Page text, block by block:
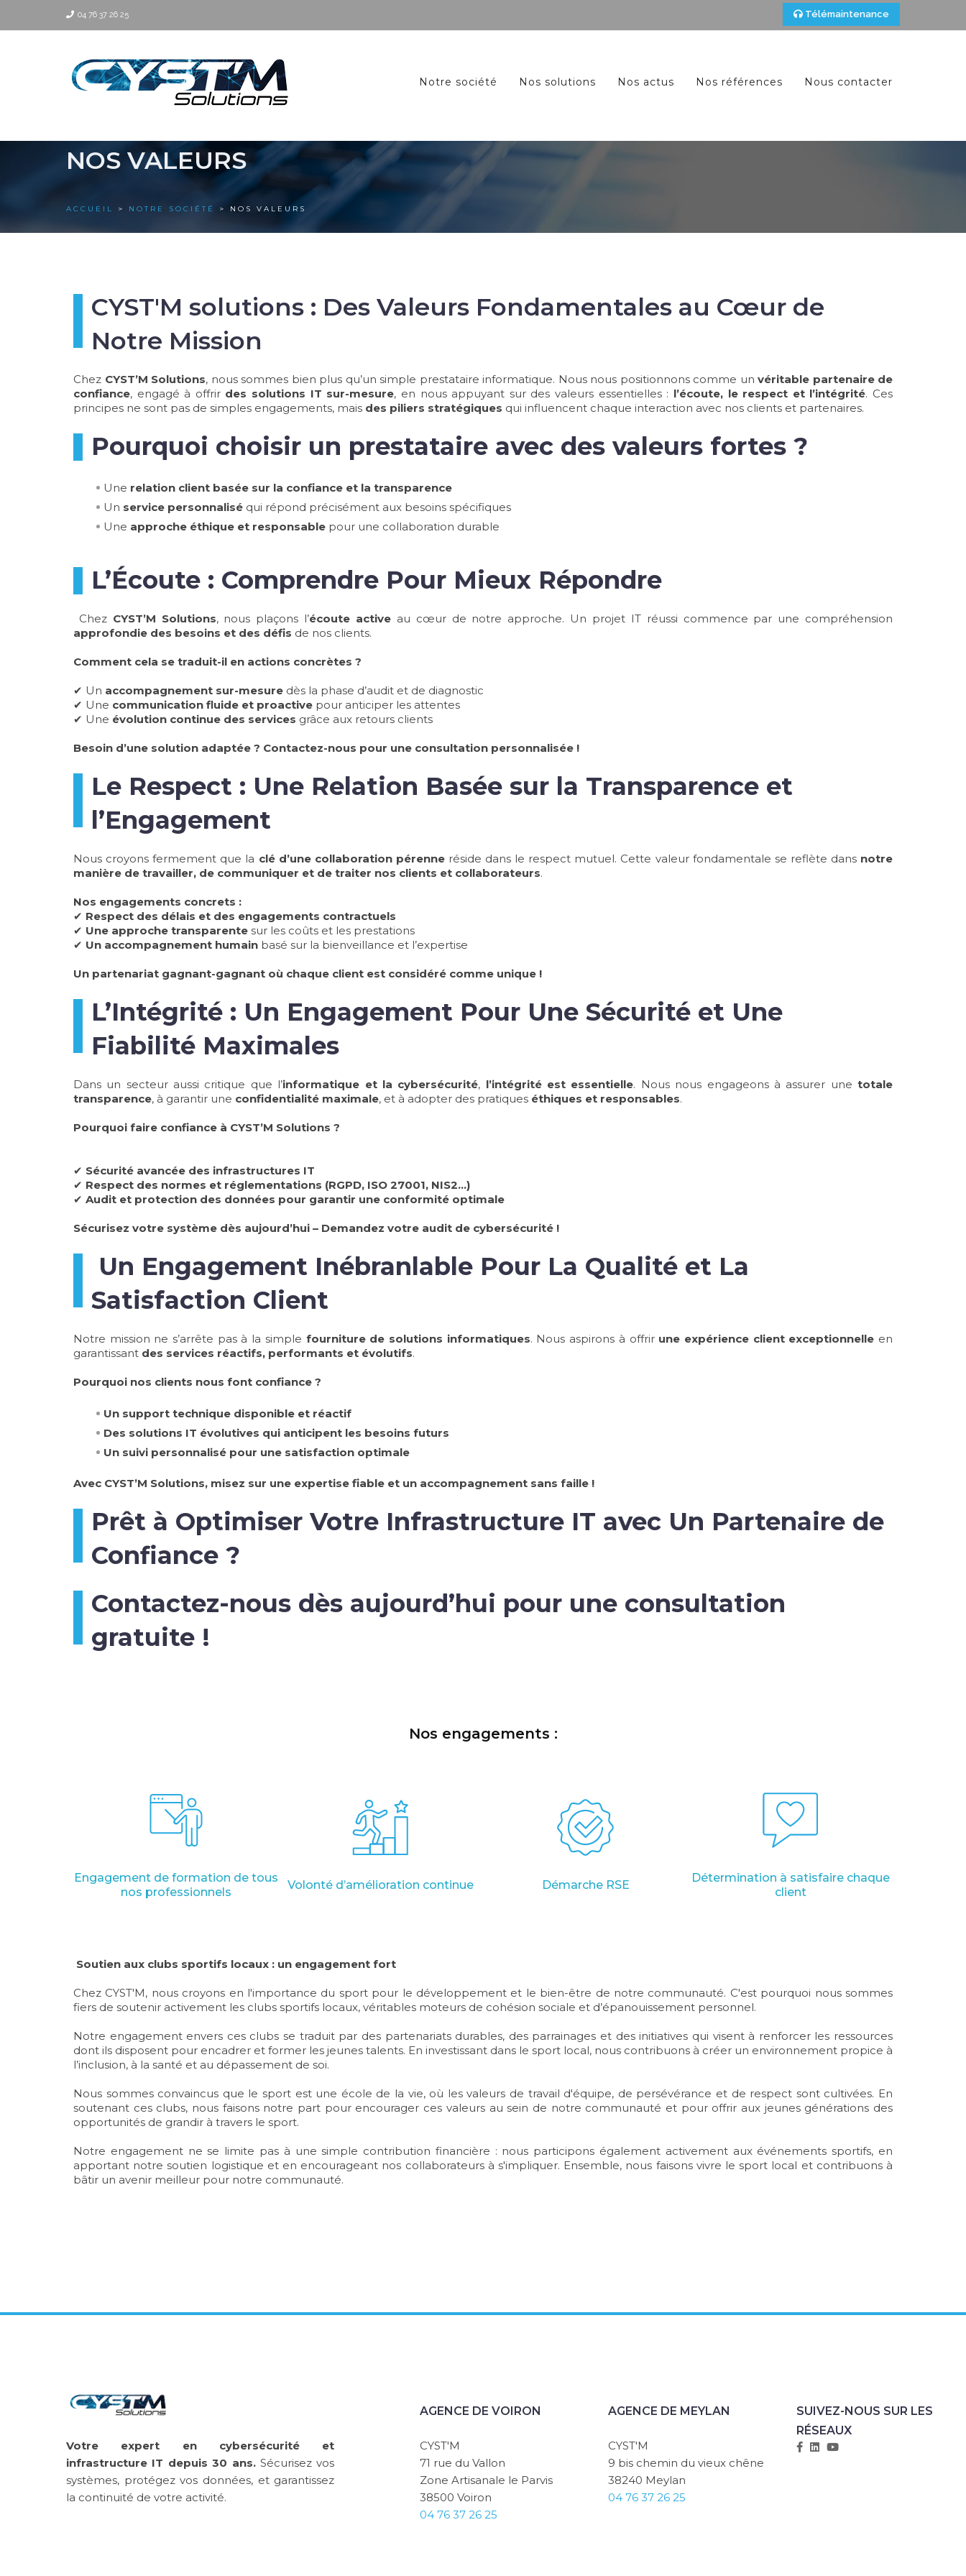
04 76 37 26 25 Télémaintenance
Notre société Nos solutions Nos actus Nos références Nous contacter
NOS VALEURS
ACCUEIL > NOTRE SOCIÉTÉ > NOS VALEURS
CYST'M solutions : Des Valeurs Fondamentales au Cœur de
Notre Mission
Chez CYST’M Solutions, nous sommes bien plus qu’un simple prestataire informatique. Nous nous positionnons comme un véritable partenaire de
confiance, engagé à offrir des solutions IT sur-mesure, en nous appuyant sur des valeurs essentielles : l’écoute, le respect et l’intégrité. Ces
principes ne sont pas de simples engagements, mais des piliers stratégiques qui influencent chaque interaction avec nos clients et partenaires.
Pourquoi choisir un prestataire avec des valeurs fortes ?
Une relation client basée sur la confiance et la transparence
Un service personnalisé qui répond précisément aux besoins spécifiques
Une approche éthique et responsable pour une collaboration durable
L’Écoute : Comprendre Pour Mieux Répondre
Chez CYST’M Solutions, nous plaçons l’écoute active au cœur de notre approche. Un projet IT réussi commence par une compréhension
approfondie des besoins et des défis de nos clients.
Comment cela se traduit-il en actions concrètes ?
✔ Un accompagnement sur-mesure dès la phase d’audit et de diagnostic
✔ Une communication fluide et proactive pour anticiper les attentes
✔ Une évolution continue des services grâce aux retours clients
Besoin d’une solution adaptée ? Contactez-nous pour une consultation personnalisée !
Le Respect : Une Relation Basée sur la Transparence et
l’Engagement
Nous croyons fermement que la clé d’une collaboration pérenneréside dans le respect mutuel. Cette valeur fondamentale se reflète dans notre
manière de travailler, de communiquer et de traiter nos clients et collaborateurs.
Nos engagements concrets :
✔ Respect des délais et des engagements contractuels
✔ Une approche transparente sur les coûts et les prestations
✔ Un accompagnement humain basé sur la bienveillance et l’expertise
Un partenariat gagnant-gagnant où chaque client est considéré comme unique !
L’Intégrité : Un Engagement Pour Une Sécurité et Une
Fiabilité Maximales
Dans un secteur aussi critique que l’informatique et la cybersécurité, l’intégrité est essentielle. Nous nous engageons à assurer unetotale
transparence, à garantir une confidentialité maximale, et à adopter des pratiques éthiques et responsables.
Pourquoi faire confiance à CYST’M Solutions ?
✔ Sécurité avancée des infrastructures IT
✔ Respect des normes et réglementations (RGPD, ISO 27001, NIS2…)
✔ Audit et protection des données pour garantir une conformité optimale
Sécurisez votre système dès aujourd’hui – Demandez votre audit de cybersécurité !
Un Engagement Inébranlable Pour La Qualité et La
Satisfaction Client
Notre mission ne s’arrête pas à la simple fourniture de solutions informatiques. Nous aspirons à offrir une expérience client exceptionnelle en
garantissant des services réactifs, performants et évolutifs.
Pourquoi nos clients nous font confiance ?
Un support technique disponible et réactif
Des solutions IT évolutives qui anticipent les besoins futurs
Un suivi personnalisé pour une satisfaction optimale
Avec CYST’M Solutions, misez sur une expertise fiable et un accompagnement sans faille !
Prêt à Optimiser Votre Infrastructure IT avec Un Partenaire de
Confiance ?
Contactez-nous dès aujourd’hui pour une consultation
gratuite !
Nos engagements :
Engagement de formation de tous
nos professionnels
Volonté d’amélioration continue Démarche RSE
Détermination à satisfaire chaque
client
Soutien aux clubs sportifs locaux : un engagement fort
Chez CYST'M, nous croyons en l'importance du sport pour le développement et le bien-être de notre communauté. C'est pourquoi nous sommes
fiers de soutenir activement les clubs sportifs locaux, véritables moteurs de cohésion sociale et d’épanouissement personnel.
Notre engagement envers ces clubs se traduit par des partenariats durables, des parrainages et des initiatives qui visent à renforcer les ressources
dont ils disposent pour encadrer et former les jeunes talents. En investissant dans le sport local, nous contribuons à créer un environnement propice à
l’inclusion, à la santé et au dépassement de soi.
Nous sommes convaincus que le sport est une école de la vie, où les valeurs de travail d'équipe, de persévérance et de respect sont cultivées. En
soutenant ces clubs, nous faisons notre part pour encourager ces valeurs au sein de notre communauté et pour offrir aux jeunes générations des
opportunités de grandir à travers le sport.
Notre engagement ne se limite pas à une simple contribution financière : nous participons également activement aux événements sportifs, en
apportant notre soutien logistique et en encourageant nos collaborateurs à s'impliquer. Ensemble, nous faisons vivre le sport local et contribuons à
bâtir un avenir meilleur pour notre communauté.
Votre expert en cybersécurité et
infrastructure IT depuis 30 ans.Sécurisez vos
systèmes, protégez vos données, et garantissez
la continuité de votre activité.
AGENCE DE VOIRON
CYST'M
71 rue du Vallon
Zone Artisanale le Parvis
38500 Voiron
04 76 37 26 25
AGENCE DE MEYLAN
CYST'M
9 bis chemin du vieux chêne
38240 Meylan
04 76 37 26 25
SUIVEZ-NOUS SUR LES
RÉSEAUX